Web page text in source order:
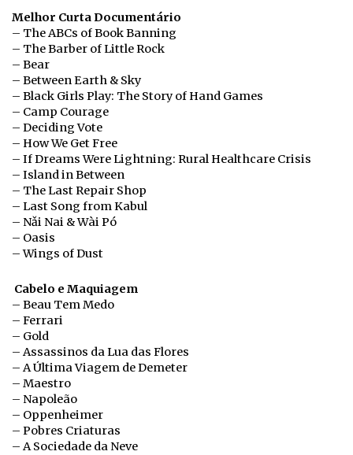
Melhor Curta Documentário
– The ABCs of Book Banning
– The Barber of Little Rock
– Bear
– Between Earth & Sky
– Black Girls Play: The Story of Hand Games
– Camp Courage
– Deciding Vote
– How We Get Free
– If Dreams Were Lightning: Rural Healthcare Crisis
– Island in Between
– The Last Repair Shop
– Last Song from Kabul
– Nǎi Nai & Wài Pó
– Oasis
– Wings of Dust
Cabelo e Maquiagem
– Beau Tem Medo
– Ferrari
– Gold
– Assassinos da Lua das Flores
– A Última Viagem de Demeter
– Maestro
– Napoleão
– Oppenheimer
– Pobres Criaturas
– A Sociedade da Neve